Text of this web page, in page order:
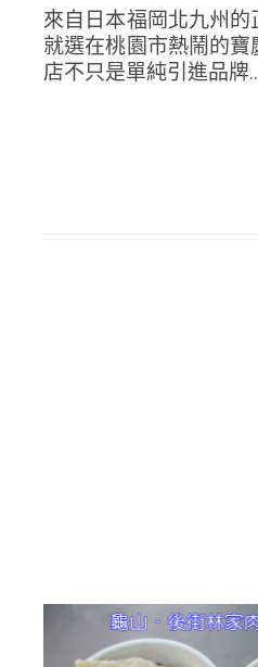
來自日本福岡北九州
就選在桃園市熱鬧的
店不只是單純引進品牌